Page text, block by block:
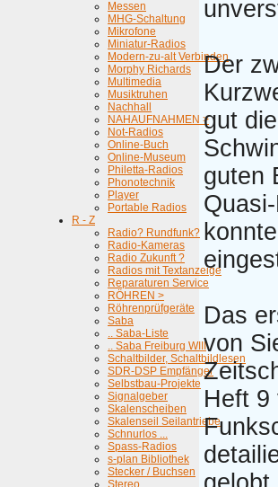
Messen
MHG-Schaltung
Mikrofone
Miniatur-Radios
Modern-zu-alt Verbinden
Morphy Richards
Multimedia
Musiktruhen
Nachhall
NAHAUFNAHMEN >
Not-Radios
Online-Buch
Online-Museum
Philetta-Radios
Phonotechnik
Player
Portable Radios
R - Z
Radio? Rundfunk?
Radio-Kameras
Radio Zukunft ?
Radios mit Textanzeige
Reparaturen Service
RÖHREN >
Röhrenprüfgeräte
Saba
.. Saba-Liste
.. Saba Freiburg WIII
Schaltbilder, Schaltbildlesen
SDR-DSP Empfänger
Selbstbau-Projekte
Signalgeber
Skalenscheiben
Skalenseil Seilantriebe
Schnurlos ...
Spass-Radios
s-plan Bibliothek
Stecker / Buchsen
Stereo
Der
gut
guten
Das
von
Heft 9